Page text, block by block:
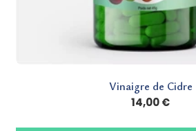
Vinaigre de Cidre
14,00 €